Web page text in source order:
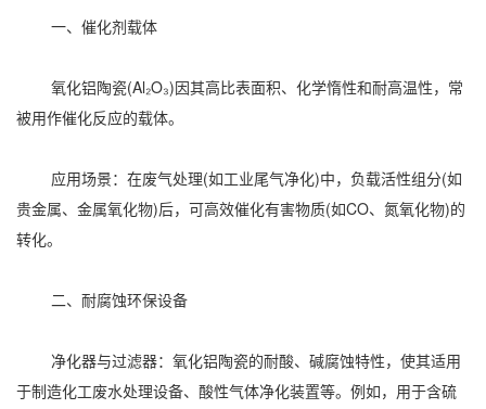
一、催化剂载体
氧化铝陶瓷(Al₂O₃)因其高比表面积、化学惰性和耐高温性，常
被用作催化反应的载体。
应用场景：在废气处理(如工业尾气净化)中，负载活性组分(如
贵金属、金属氧化物)后，可高效催化有害物质(如CO、氮氧化物)的
转化。
二、耐腐蚀环保设备
净化器与过滤器：氧化铝陶瓷的耐酸、碱腐蚀特性，使其适用
于制造化工废水处理设备、酸性气体净化装置等。例如，用于含硫